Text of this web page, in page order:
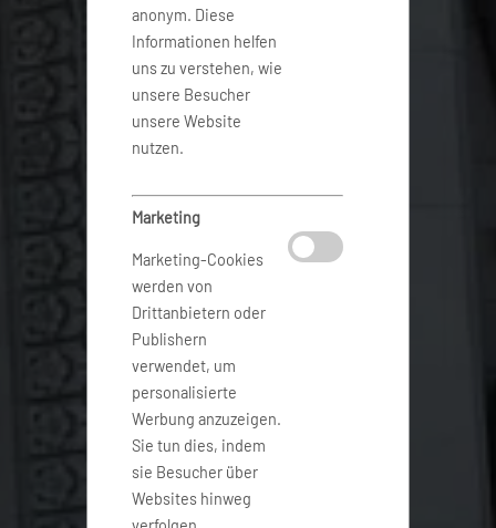
anonym. Diese
Informationen helfen
uns zu verstehen, wie
unsere Besucher
unsere Website
nutzen.
Marketing
Marketing-Cookies
werden von
Drittanbietern oder
Publishern
verwendet, um
personalisierte
Werbung anzuzeigen.
Sie tun dies, indem
sie Besucher über
Websites hinweg